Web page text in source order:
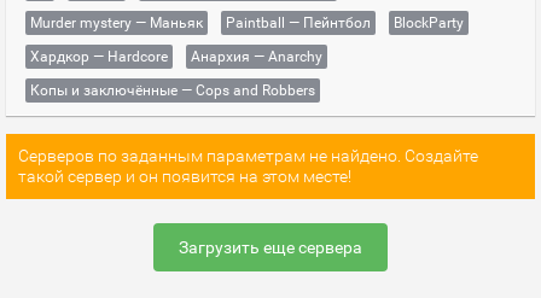
Murder mystery — Маньяк
Paintball — Пейнтбол
BlockParty
Хардкор — Hardcore
Анархия — Anarchy
Копы и заключённые — Cops and Robbers
Серверов по заданным параметрам не найдено. Создайте
такой сервер и он появится на этом месте!
Загрузить еще сервера